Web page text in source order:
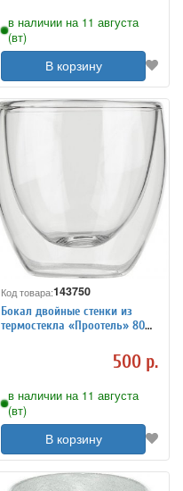
в наличии на 11 августа
(вт)
В корзину
Код товара:143750
Бокал двойные стенки из
термостекла «Проотель» 80
500 р.
в наличии на 11 августа
(вт)
В корзину